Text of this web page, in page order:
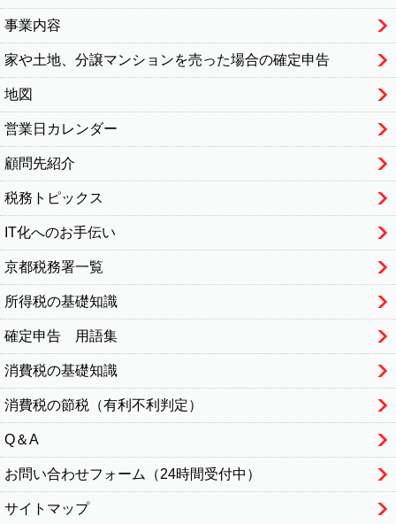
事業内容
家や土地、分譲マンションを売った場合の確定申告
地図
営業日カレンダー
顧問先紹介
税務トピックス
IT化へのお手伝い
京都税務署一覧
所得税の基礎知識
確定申告 用語集
消費税の基礎知識
消費税の節税（有利不利判定）
Q＆A
お問い合わせフォーム（24時間受付中）
サイトマップ